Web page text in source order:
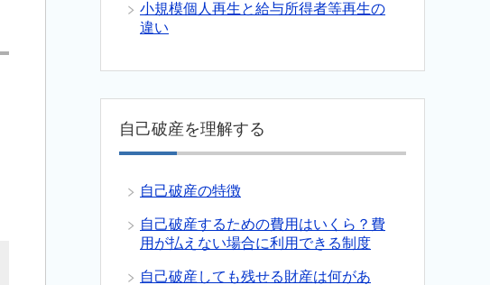
小規模個人再生と給与所得者等再生の
違い
自己破産を理解する
自己破産の特徴
自己破産するための費用はいくら？費
用が払えない場合に利用できる制度
自己破産しても残せる財産は何があ